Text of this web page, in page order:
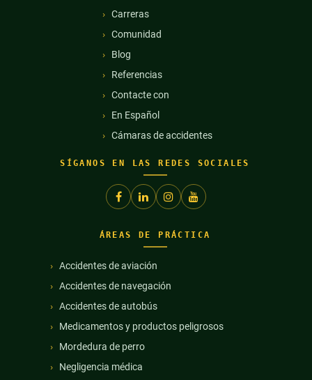
Carreras
Comunidad
Blog
Referencias
Contacte con
En Español
Cámaras de accidentes
SÍGANOS EN LAS REDES SOCIALES
ÁREAS DE PRÁCTICA
Accidentes de aviación
Accidentes de navegación
Accidentes de autobús
Medicamentos y productos peligrosos
Mordedura de perro
Negligencia médica